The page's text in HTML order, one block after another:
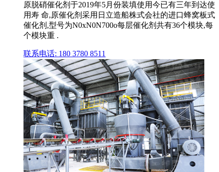
原脱硝催化剂于2019年5月份装填使用今已有三年到达使
用寿 命,原催化剂采用日立造船株式会社的进口蜂窝板式
催化剂,型号为N0xN0N700o每层催化剂共有36个模块,每
个模块重 .
联系电话: 180 3780 8511